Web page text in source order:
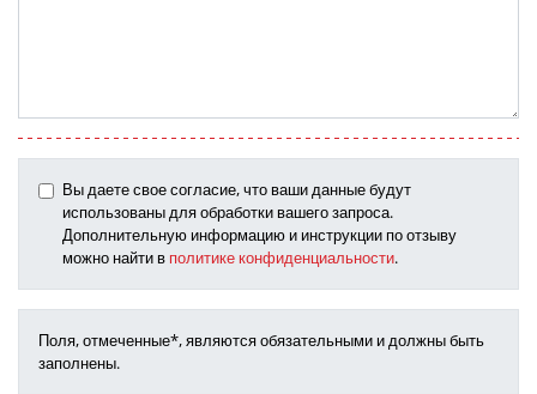
Вы даете свое согласие, что ваши данные будут
использованы для обработки вашего запроса.
Дополнительную информацию и инструкции по отзыву
можно найти в политике конфиденциальности.
Поля, отмеченные*, являются обязательными и должны быть
заполнены.